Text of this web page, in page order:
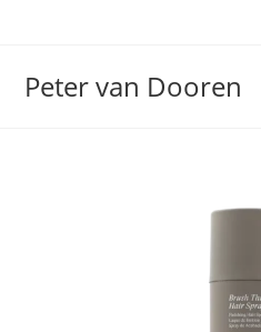
Peter van Dooren